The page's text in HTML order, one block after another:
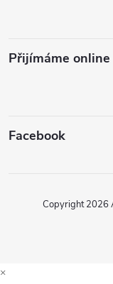
Přijímáme
Facebook
Copyright 2026
×